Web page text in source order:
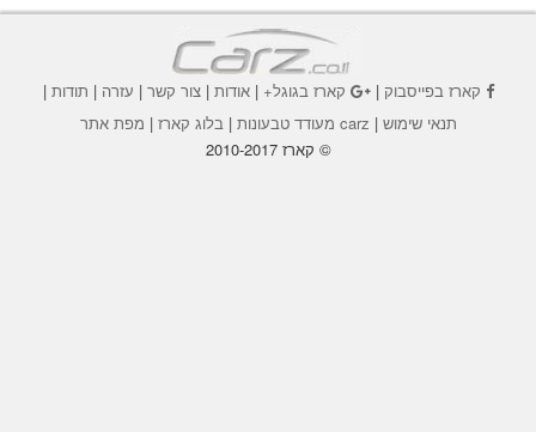
קארז בפייסבוק| קארז בגוגל+|אודות |צור קשר | עזרה | תודות |
תנאי שימוש | carz מעודד טבעונות | בלוג קארז | מפת אתר
© קארז 2010-2017